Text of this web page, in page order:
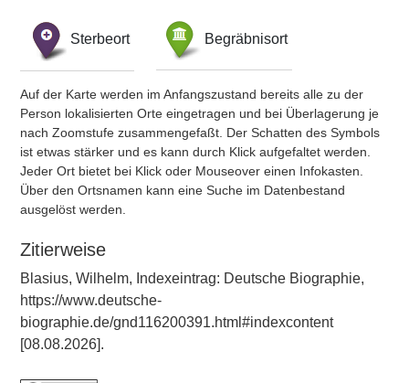
Sterbeort Begräbnisort
Auf der Karte werden im Anfangszustand bereits alle zu der
Person lokalisierten Orte eingetragen und bei Überlagerung je
nach Zoomstufe zusammengefaßt. Der Schatten des Symbols
ist etwas stärker und es kann durch Klick aufgefaltet werden.
Jeder Ort bietet bei Klick oder Mouseover einen Infokasten.
Über den Ortsnamen kann eine Suche im Datenbestand
ausgelöst werden.
Zitierweise
Blasius, Wilhelm, Indexeintrag: Deutsche Biographie,
https://www.deutsche-
biographie.de/gnd116200391.html#indexcontent
[08.08.2026].